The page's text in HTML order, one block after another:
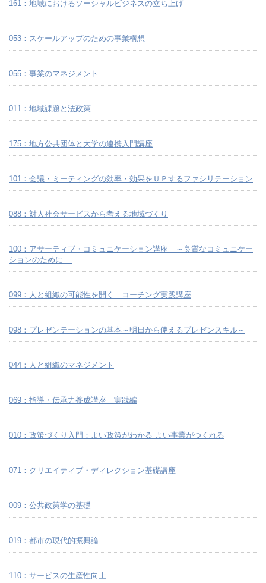
161：地域におけるソーシャルビジネスの立ち上げ
053：スケールアップのための事業構想
055：事業のマネジメント
011：地域課題と法政策
175：地方公共団体と大学の連携入門講座
101：会議・ミーティングの効率・効果をＵＰするファシリテーション
088：対人社会サービスから考える地域づくり
100：アサーティブ・コミュニケーション講座 ～良質なコミュニケー
ションのために ...
099：人と組織の可能性を開く コーチング実践講座
098：プレゼンテーションの基本～明日から使えるプレゼンスキル～
044：人と組織のマネジメント
069：指導・伝承力養成講座 実践編
010：政策づくり入門：よい政策がわかる よい事業がつくれる
071：クリエイティブ・ディレクション基礎講座
009：公共政策学の基礎
019：都市の現代的振興論
110：サービスの生産性向上